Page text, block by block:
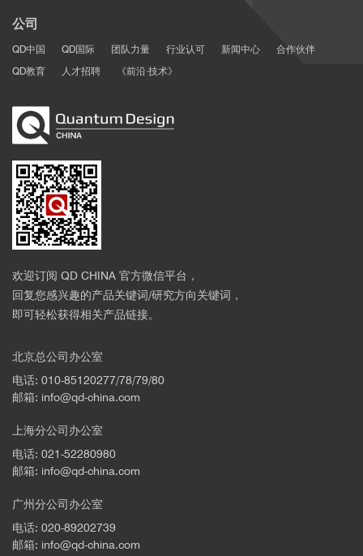
公司
QD中国 QD国际 团队力量 行业认可 新闻中心
合作伙伴
QD教育
人才招聘 《前沿·技术》
欢迎订阅 QD CHINA 官方微信平台，
回复您感兴趣的产品关键词/研究方向关键词，
即可轻松获得相关产品链接。
北京总公司办公室
电话: 010-85120277/78/79/80
邮箱: info@qd-china.com
上海分公司办公室
电话: 021-52280980
邮箱: info@qd-china.com
广州分公司办公室
电话: 020-89202739
邮箱: info@qd-china.com